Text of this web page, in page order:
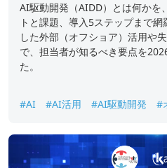
AI駆動開発（AIDD）とは何かを
トと課題、導入5ステップまで
した外部（オフショア）活用や
で、担当者が知るべき要点を
た。
#AI #AI活用 #AI駆動開発 #